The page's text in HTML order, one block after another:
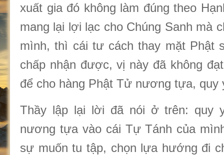
xuất gia đó không làm đúng theo
mang lại lợi lạc cho Chúng Sanh mà
mình, thì cái tư cách thay mặt Phật
chấp nhận được, vị này đã không
để cho hàng Phật Tử nương tựa, quy
Thầy lập lại lời đã nói ở trên: quy
nương tựa vào cái Tự Tánh của
sự muốn tu tập, chọn lựa hướng đi